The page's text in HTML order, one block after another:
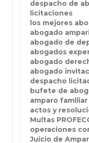
despacho de
licitaciones
los mejores
abogado
abogado de
abogados
abogado
abogado
despacho
bufete de
amparo familiar
actos y
Multas
operaciones
Juicio de